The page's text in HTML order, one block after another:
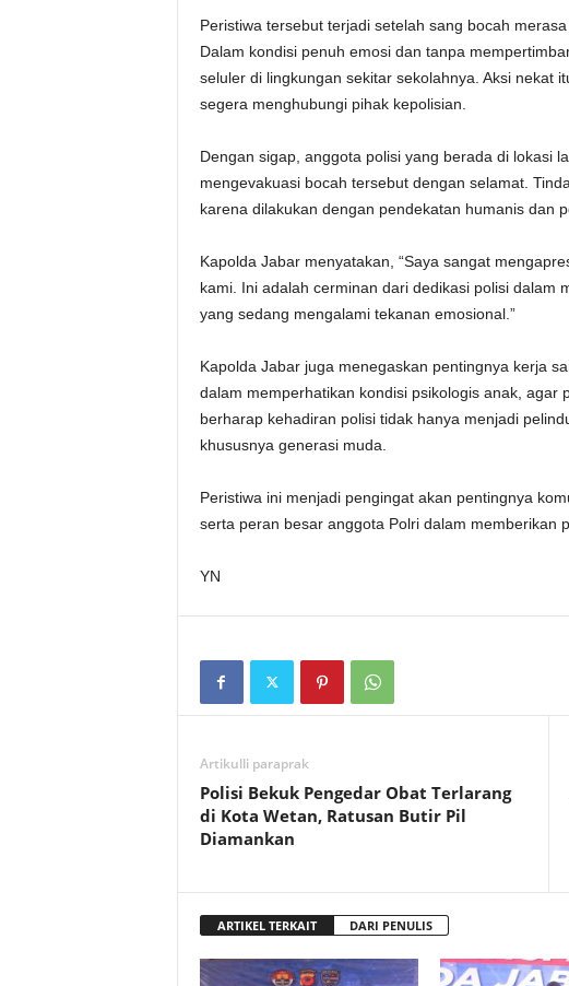
Peristiwa tersebut terjadi setelah sang bocah
Dalam kondisi penuh emosi dan tanpa
seluler di lingkungan sekitar sekolahnya. Aksi nekat
segera menghubungi pihak kepolisian.
Dengan sigap, anggota polisi yang berada di lokasi
mengevakuasi bocah tersebut dengan selamat.
karena dilakukan dengan pendekatan humanis dan
Kapolda Jabar menyatakan, “Saya sangat
kami. Ini adalah cerminan dari dedikasi polisi dalam
yang sedang mengalami tekanan emosional.”
Kapolda Jabar juga menegaskan pentingnya kerja
dalam memperhatikan kondisi psikologis anak, agar
berharap kehadiran polisi tidak hanya menjadi
khususnya generasi muda.
Peristiwa ini menjadi pengingat akan pentingnya
serta peran besar anggota Polri dalam memberikan
YN
Artikulli paraprak
Polisi Bekuk Pengedar Obat Terlarang
di Kota Wetan, Ratusan Butir Pil
Diamankan
ARTIKEL TERKAIT DARI PENULIS